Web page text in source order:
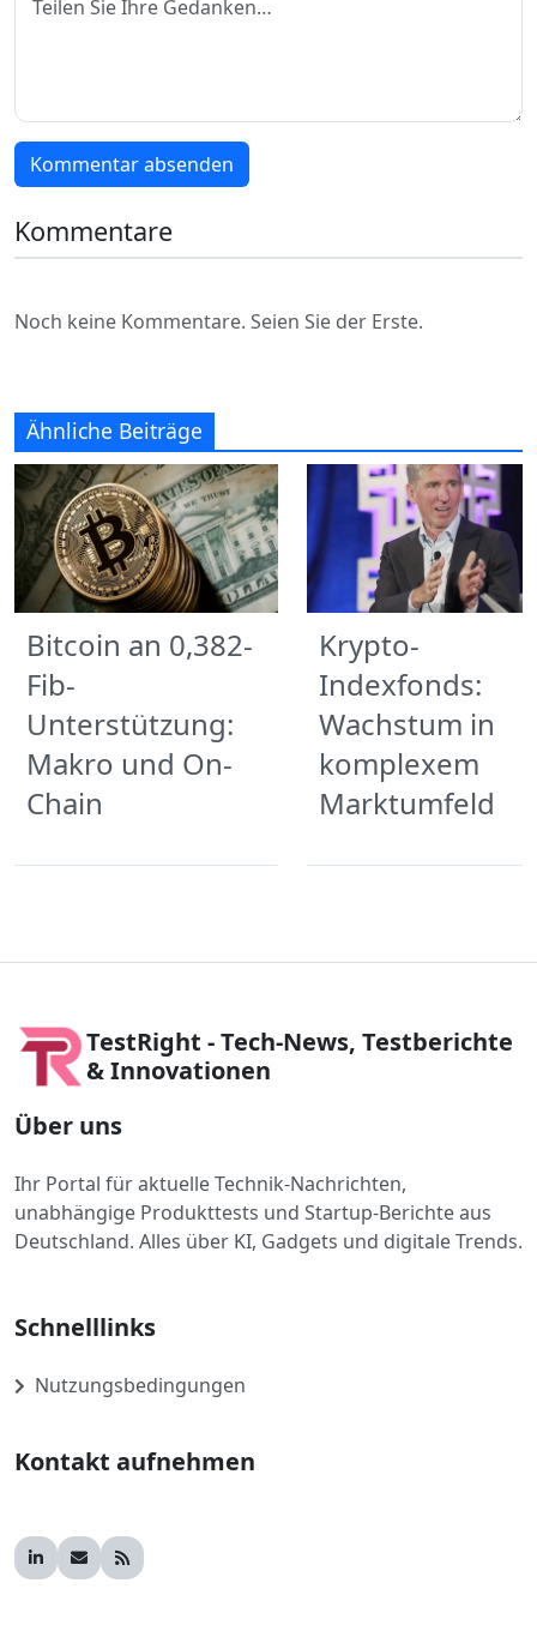
Kommentar absenden
Kommentare
Noch keine Kommentare. Seien Sie der Erste.
Ähnliche Beiträge
Bitcoin an 0,382-
Fib-
Unterstützung:
Makro und On-
Chain
Krypto-
Indexfonds:
Wachstum in
komplexem
Marktumfeld
TestRight - Tech-News, Testberichte
& Innovationen
Über uns
Ihr Portal für aktuelle Technik-Nachrichten,
unabhängige Produkttests und Startup-Berichte aus
Deutschland. Alles über KI, Gadgets und digitale Trends.
Schnelllinks
Nutzungsbedingungen
Kontakt aufnehmen